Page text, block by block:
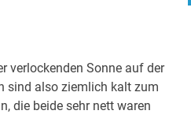
verlockenden Sonne auf der
sind also ziemlich kalt zum
die beide sehr nett waren